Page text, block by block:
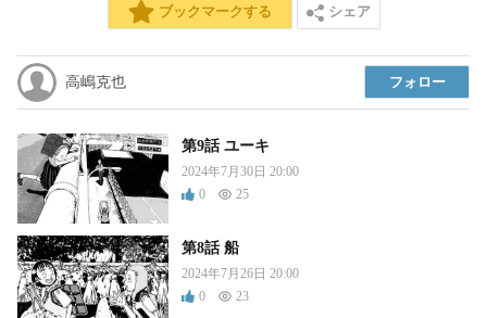
ブックマークする シェア
高嶋克也 フォロー
第9話 ユーキ
2024年7月30日 20:00
0
25
第8話 船
2024年7月26日 20:00
0
23